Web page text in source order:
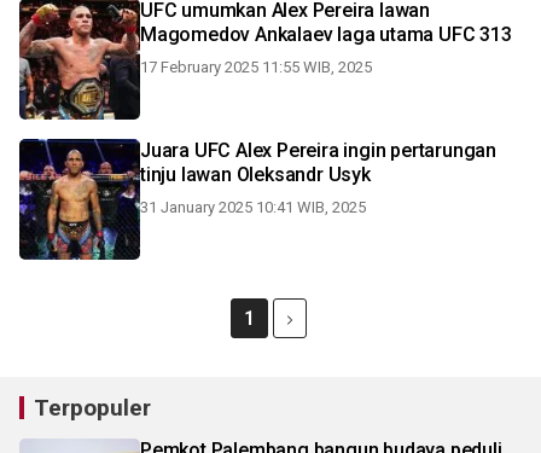
UFC umumkan Alex Pereira lawan
Magomedov Ankalaev laga utama UFC 313
17 February 2025 11:55 WIB, 2025
Juara UFC Alex Pereira ingin pertarungan
tinju lawan Oleksandr Usyk
31 January 2025 10:41 WIB, 2025
1
Terpopuler